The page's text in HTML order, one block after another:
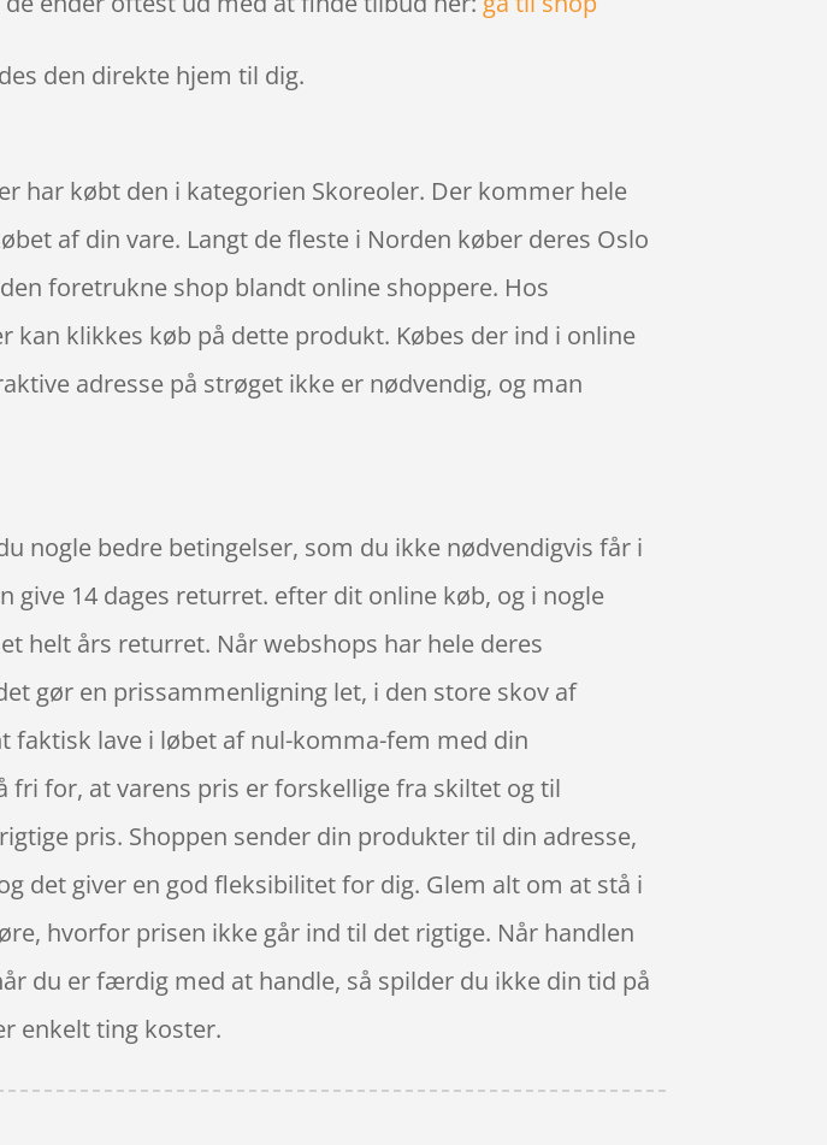
den direkte hjem til dig.
har købt den i kategorien Skoreoler. Der kommer hele
af din vare. Langt de fleste i Norden køber deres Oslo
foretrukne shop blandt online shoppere. Hos
klikkes køb på dette produkt. Købes der ind i online
adresse på strøget ikke er nødvendig, og man
nogle bedre betingelser, som du ikke nødvendigvis får i
14 dages returret. efter dit online køb, og i nogle
helt års returret. Når webshops har hele deres
gør en prissammenligning let, i den store skov af
faktisk lave i løbet af nul-komma-fem med din
for, at varens pris er forskellige fra skiltet og til
pris. Shoppen sender din produkter til din adresse,
det giver en god fleksibilitet for dig. Glem alt om at stå i
hvorfor prisen ikke går ind til det rigtige. Når handlen
du er færdig med at handle, så spilder du ikke din tid på
enkelt ting koster.